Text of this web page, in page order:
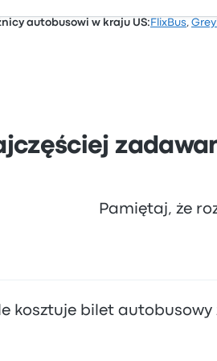
autobusowi w kraju US: FlixBus,
Pamiętaj, że
Ile kosztuje bilet